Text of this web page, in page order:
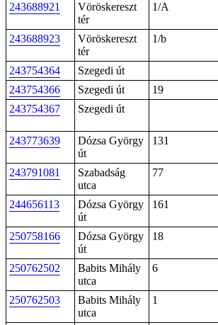
243688921
Vöröskereszt
tér
1/A
243688923
Vöröskereszt
tér
1/b
243754364 Szegedi út
243754366
Szegedi út 19
243754367
Szegedi út
243773639
Dózsa György
út
131
243791081
Szabadság
utca
77
244656113
Dózsa György
út
161
250758166
Dózsa György
út
18
250762502
Babits Mihály
utca
6
250762503
Babits Mihály
utca
1